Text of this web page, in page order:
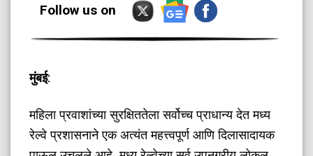
Follow us on
मुंबई:
महिला प्रवाशांच्या सुरक्षिततेला सर्वोच्च प्राधान्य देत मध्य
रेल्वे प्रशासनाने एक अत्यंत महत्त्वपूर्ण आणि दिलासादायक